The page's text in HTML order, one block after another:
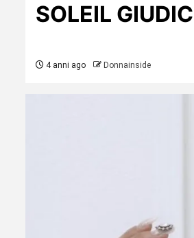
SOLEIL
4 anni ago Donnainside